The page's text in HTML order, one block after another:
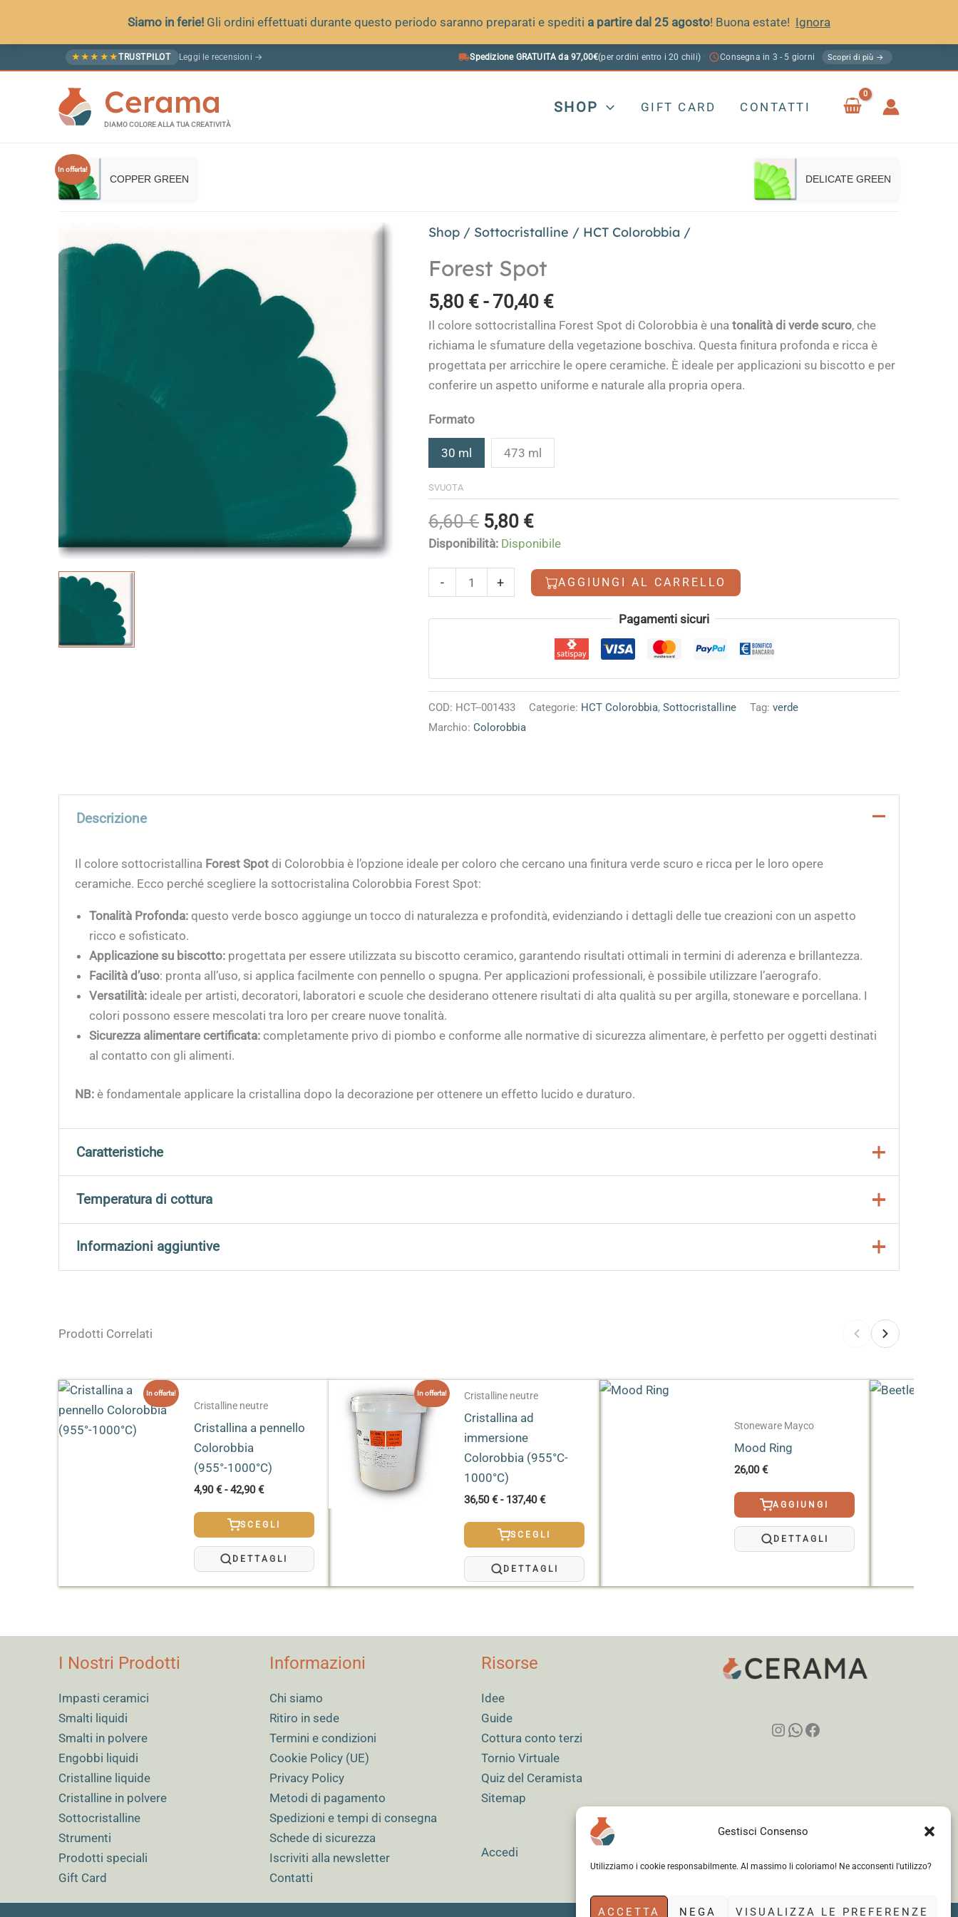
Gestisci Consenso
Utilizziamo i cookie responsabilmente. Al massimo li coloriamo! Ne acconsenti l'utilizzo?
ACCETTA NEGA VISUALIZZA LE PREFERENZE
Siamo in ferie! Gli ordini effettuati durante questo periodo saranno preparati e spediti a partire dal 25 agosto! Buona estate! Ignora
al
★ ★ ★ ★ ★TRUSTPILOT Leggi le recensioni → Spedizione GRATUITA da 97,00€(per ordini entro i 20 chili) · Consegna in 3 - 5 giorni Scopri di più →
Cerama
DIAMO COLORE ALLA TUA CREATIVITÀ
SHOP GIFT CARD CONTATTI
In offerta!
COPPER GREEN DELICATE GREEN
Shop / Sottocristalline / HCT Colorobbia /
Forest Spot
5,80 € - 70,40 €Fascia
di
prezzo:
da
5,80 €
Il colore sottocristallina Forest Spot di Colorobbia è unatonalità di verde scuro, che
richiama le sfumature della vegetazione boschiva. Questa finitura profonda e ricca è
progettata per arricchire le opere ceramiche. È ideale per applicazioni su biscotto e per
conferire un aspetto uniforme e naturale alla propria opera.
Formato
30 ml 473 ml
SVUOTA
6,60€ Il
prezzo
era:
6,60 €.
5,80 €Il
prezzo
è:
5,80 €.
Disponibilità: Disponibile
-
Spot
quantità
+ AGGIUNGI AL CARRELLO
Alternative: Pagamenti sicuri
COD: HCT--001433 Categorie: HCT Colorobbia,Sottocristalline Tag:verde
Marchio:Colorobbia
Descrizione
Il colore sottocristallina Forest Spot di Colorobbia è l’opzione ideale per coloro che cercano una finitura verde scuro e ricca per le loro opere
ceramiche. Ecco perché scegliere la sottocristalina Colorobbia Forest Spot:
Tonalità Profonda: questo verde bosco aggiunge un tocco di naturalezza e profondità, evidenziando i dettagli delle tue creazioni con un aspetto
ricco e sofisticato.
Applicazione su biscotto: progettata per essere utilizzata su biscotto ceramico, garantendo risultati ottimali in termini di aderenza e brillantezza.
Facilità d’uso: pronta all’uso, si applica facilmente con pennello o spugna. Per applicazioni professionali, è possibile utilizzare l’aerografo.
Versatilità: ideale per artisti, decoratori, laboratori e scuole che desiderano ottenere risultati di alta qualità su per argilla, stoneware e porcellana. I
colori possono essere mescolati tra loro per creare nuove tonalità.
Sicurezza alimentare certificata: completamente privo di piombo e conforme alle normative di sicurezza alimentare, è perfetto per oggetti destinati
al contatto con gli alimenti.
NB: è fondamentale applicare la cristallina dopo la decorazione per ottenere un effetto lucido e duraturo.
Caratteristiche
Subitopronti per l’uso, senza preparazioni aggiuntive
Temperatura di cottura
Cuocere a 1000°C per risultati ottimali e una resa cromatica eccellente.
Informazioni aggiuntive
Dimensioni
Prodotti Correlati
In offerta!
Cristalline neutre
Cristallina a pennello
Colorobbia
(955°-1000°C)
4,90€ - 42,90€Fascia
da
4,90 €
a
42,90 €
SCEGLI
DETTAGLI
In offerta! Cristalline neutre
Cristallina ad
immersione
Colorobbia (955°C-
1000°C)
36,50€ - 137,40€Fascia
da
36,50 €
a
137,40 €
SCEGLI
DETTAGLI
Stoneware Mayco
Mood Ring
26,00€
AGGIUNGI
DETTAGLI
I Nostri Prodotti
Impasti ceramici
Smalti liquidi
Smalti in polvere
Engobbi liquidi
Cristalline liquide
Cristalline in polvere
Sottocristalline
Strumenti
Prodotti speciali
Gift Card
Informazioni
Chi siamo
Ritiro in sede
Termini e condizioni
Cookie Policy (UE)
Privacy Policy
Metodi di pagamento
Spedizioni e tempi di consegna
Schede di sicurezza
Iscriviti alla newsletter
Contatti
Risorse
Idee
Guide
Cottura conto terzi
Tornio Virtuale
Quiz del Ceramista
Sitemap
Accedi
Instagram
WhatsApp
Facebook